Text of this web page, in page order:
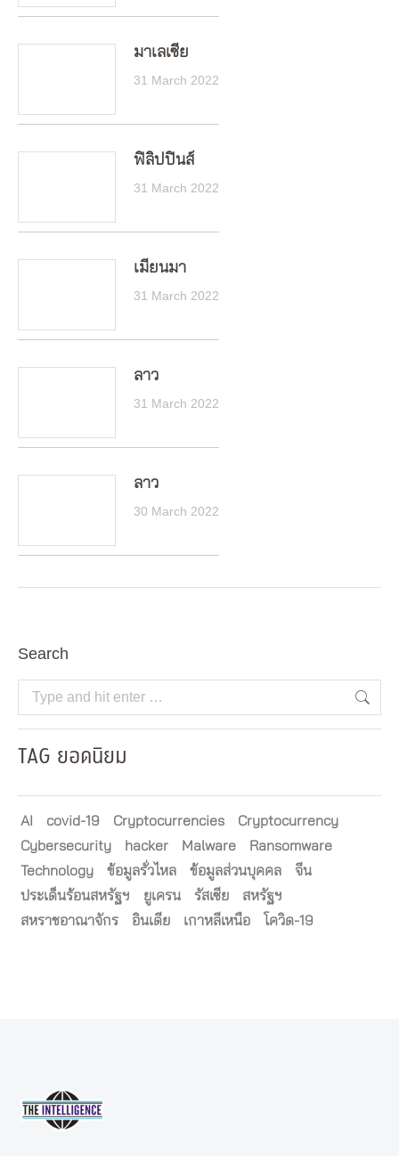
มาเลเซีย
31 March 2022
ฟิลิปปินส์
31 March 2022
เมียนมา
31 March 2022
ลาว
31 March 2022
ลาว
30 March 2022
Search
Search:
TAG ยอดนิยม
AI covid-19 Cryptocurrencies
Cryptocurrency
Cybersecurity
hacker Malware
Ransomware
Technology
ข้อมูลรั่วไหล ข้อมูลส่วนบุคคล
จีน
ประเด็นร้อนสหรัฐฯ
ยูเครน รัสเซีย
สหรัฐฯ
สหราชอาณาจักร
อินเดีย เกาหลีเหนือ โควิด-19